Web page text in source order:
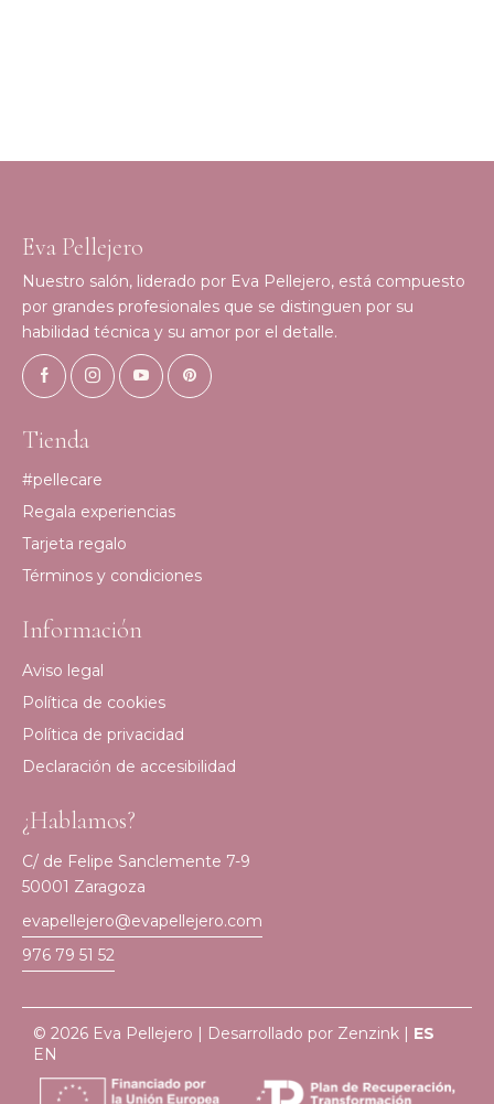
Eva Pellejero
Nuestro salón, liderado por Eva Pellejero, está compuesto
por grandes profesionales que se distinguen por su
habilidad técnica y su amor por el detalle.
Tienda
#pellecare
Regala experiencias
Tarjeta regalo
Términos y condiciones
Información
Aviso legal
Política de cookies
Política de privacidad
Declaración de accesibilidad
¿Hablamos?
C/ de Felipe Sanclemente 7-9
50001 Zaragoza
evapellejero@evapellejero.com
976 79 51 52
© 2026 Eva Pellejero | Desarrollado por Zenzink | ES
EN